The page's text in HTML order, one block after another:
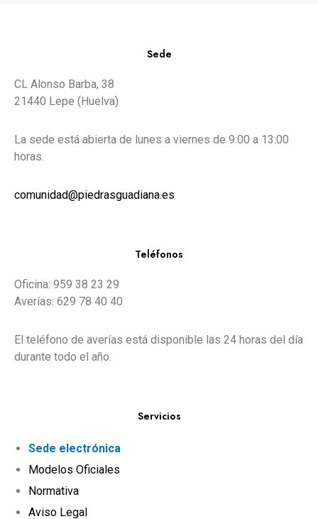
Sede
CL Alonso Barba, 38
21440 Lepe (Huelva)
La sede está abierta de lunes a viernes de 9:00 a 13:00
horas.
comunidad@piedrasguadiana.es
Teléfonos
Oficina: 959 38 23 29
Averías: 629 78 40 40
El teléfono de averías está disponible las 24 horas del día
durante todo el año.
Servicios
Sede electrónica
Modelos Oficiales
Normativa
Aviso Legal